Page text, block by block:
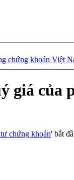
chứng khoán Việt
giá của
chứng khoán' bắt